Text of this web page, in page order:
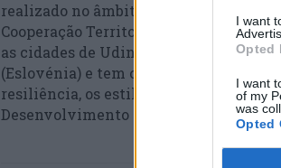
I want
Opted
I want
of my
was
Opted
realizado no âmbito do projeto Playful
Cooperação Territorial Europeia
as cidades de Udine (Itália), Igualada
(Eslovénia) e tem como objetivo
resiliência, os estilos de vida
Desenvolvimento Sustentável (ODS).